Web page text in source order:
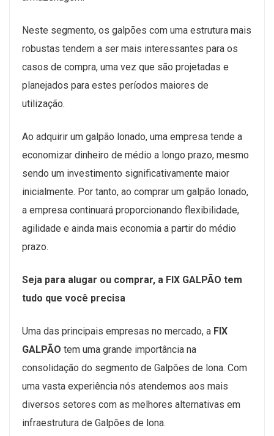
Neste segmento, os galpões com uma estrutura mais
robustas tendem a ser mais interessantes para os
casos de compra, uma vez que são projetadas e
planejados para estes períodos maiores de
utilização.
Ao adquirir um galpão lonado, uma empresa tende a
economizar dinheiro de médio a longo prazo, mesmo
sendo um investimento significativamente maior
inicialmente. Por tanto, ao comprar um galpão lonado,
a empresa continuará proporcionando flexibilidade,
agilidade e ainda mais economia a partir do médio
prazo.
Seja para alugar ou comprar, a FIX GALPÃO tem
tudo que você precisa
Uma das principais empresas no mercado, a FIX
GALPÃO tem uma grande importância na
consolidação do segmento de Galpões de lona. Com
uma vasta experiência nós atendemos aos mais
diversos setores com as melhores alternativas em
infraestrutura de Galpões de lona.